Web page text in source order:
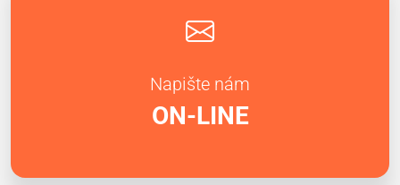
Napište nám
ON-LINE